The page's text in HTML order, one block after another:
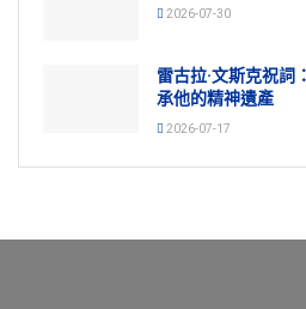
2026-07-30
雷古拉·文斯克祝詞
承他的精神遺產
2026-07-17